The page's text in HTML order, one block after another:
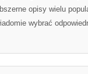
opisy wielu
wybrać